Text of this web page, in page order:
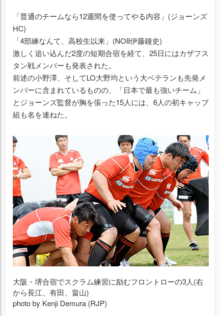
「普通のチームなら12週間を使ってやる内容」(ジョーンズ
HC)
「4部練なんて、高校生以来」(NO8伊藤鐘史)
激しく追い込んだ2度の短期合宿を経て、25日にはカザフス
タン戦メンバーも発表された。
前述の小野澤、そしてLO大野均という大ベテランも先発メ
ンバーに含まれているものの、「日本で最も強いチーム」
とジョーンズ監督が胸を張った15人には、6人の初キャップ
組も名を連ねた。
大阪・堺合宿でスクラム練習に励むフロントローの3人(右
から長江、有田、畠山)
photo by Kenji Demura (RJP)